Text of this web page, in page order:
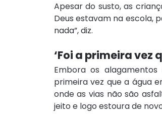
Apesar do susto, as
Deus estavam na escola,
nada”, diz.
‘Foi a primeira vez
Embora os
primeira vez que a água
onde as vias não são
jeito e logo estoura de